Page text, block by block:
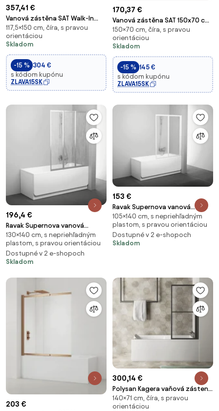
357,41 €
Vanová zástěna SAT Walk-In
Xmotion 150x117,5 cm chrom
SATWIXMVZ150
117,5×150 cm, číra, s pravou
orientáciou
Skladom
-15 % 304 €
s kódom kupónu
ZLAVA15SK
170,37 €
Vanová zástěna SAT 150x70 cm
chrom SATVZUNIKCRT70
150×70 cm, číra, s pravou
orientáciou
Skladom
-15 % 145 €
s kódom kupónu
ZLAVA15SK
196,4 €
Ravak Supernova vanová
zástěna 140x130 cm satin
795v0u0041 VS3130RS
130×140 cm, s nepriehľadným
plastom, s pravou orientáciou
Dostupné v 2 e-shopoch
Skladom
153 €
Ravak Supernova vanová
zástěna 140x105 cm bílá
796m010041 VS2105R0
105×140 cm, s nepriehľadným
plastom, s pravou orientáciou
Dostupné v 2 e-shopoch
Skladom
203 €
300,14 €
Polysan Kagera vaňová zástena
140x71 cm s pneumatickým
zdvihom čierna 30336B
140×71 cm, číra, s pravou
orientáciou